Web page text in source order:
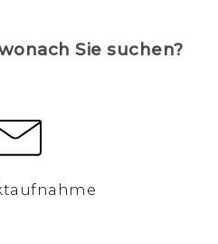
Sie suchen?